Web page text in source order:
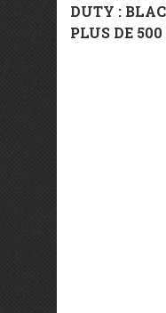
DUTY :
PLUS DE